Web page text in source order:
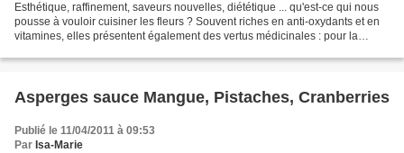
Esthétique, raffinement, saveurs nouvelles, diététique ... qu'est-ce qui nous
pousse à vouloir cuisiner les fleurs ? Souvent riches en anti-oxydants et en
vitamines, elles présentent également des vertus médicinales : pour la
Asperges sauce Mangue, Pistaches, Cranberries
Publié le 11/04/2011 à 09:53
Par Isa-Marie